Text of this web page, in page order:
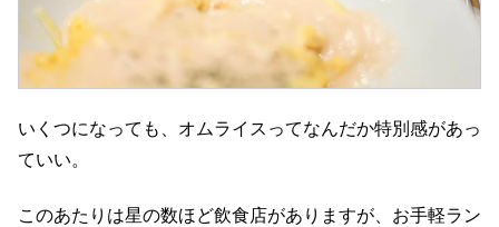
いくつになっても、オムライスってなんだか特別感があっ
ていい。
このあたりは星の数ほど飲食店がありますが、お手軽ラン